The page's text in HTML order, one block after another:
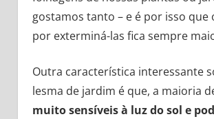
gostamos tanto – e é por isso que
por exterminá-las fica sempre
Outra característica interessante
lesma de jardim é que, a maioria
muito sensíveis à luz do sol e